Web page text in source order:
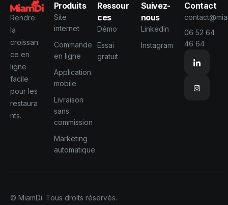
Rendre
la
croissan
ce en
ligne
facile
pour les
restaura
nts.
Produits
Site
internet
Commande
en ligne
Application
mobile
Livraison
sans
commission
Marketing
automatique
Ressour
ces
Démo
Essai
gratuit
Suivez-
nous
Linkedin
Instagram
Contact
06 52 64
46 64
© MiamDi. Tous droits réservés.